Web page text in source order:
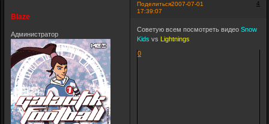
Поделиться 4
2007-07-01
17:39:07
Blaze
Администратор
Советую всем посмотреть видеоSnow
Kids vs Lightnings
0